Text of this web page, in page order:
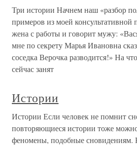
Три истории Начнем наш «разбор
примеров из моей консультативной
жена с работы и говорит мужу:
мне по секрету Марья Ивановна
соседка Верочка разводится!» На
сейчас занят
Истории
Истории Если человек не помнит
повторяющиеся истории тоже
феномены, подобные сновидениям.